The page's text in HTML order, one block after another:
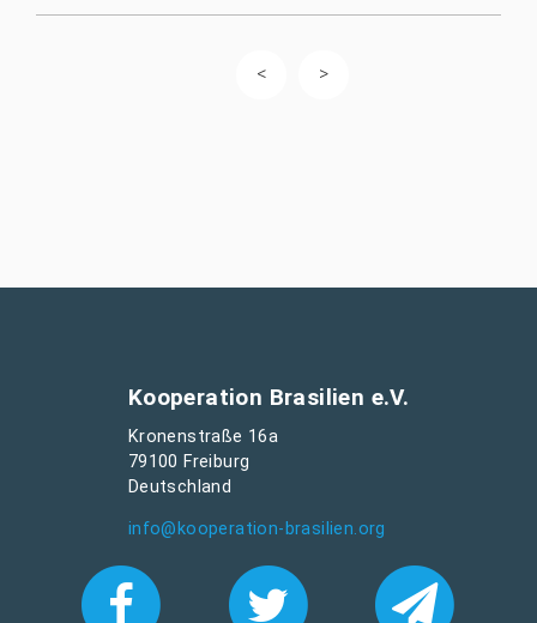
Kooperation Brasilien e.V.
Kronenstraße 16a
79100 Freiburg
Deutschland
info@kooperation-brasilien.org